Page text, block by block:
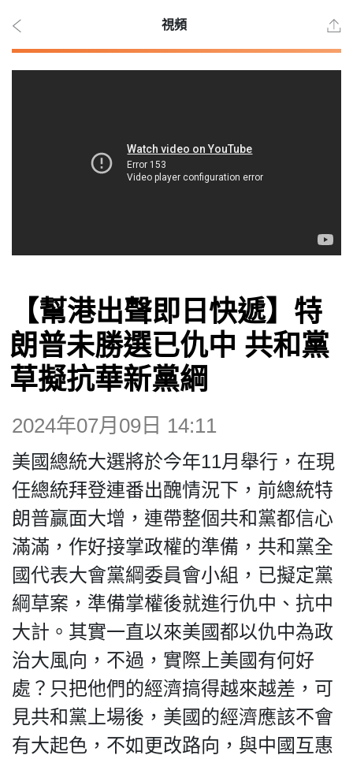
時事
觀點
博客
視頻
昔日
系列
活動
關於我們
視頻
【幫港出聲即日快遞】特
朗普未勝選已仇中 共和黨
草擬抗華新黨綱
2024年07月09日 14:11
美國總統大選將於今年11月舉行，在現
任總統拜登連番出醜情況下，前總統特
朗普贏面大增，連帶整個共和黨都信心
滿滿，作好接掌政權的準備，共和黨全
國代表大會黨綱委員會小組，已擬定黨
綱草案，準備掌權後就進行仇中、抗中
大計。其實一直以來美國都以仇中為政
治大風向，不過，實際上美國有何好
處？只把他們的經濟搞得越來越差，可
見共和黨上場後，美國的經濟應該不會
有大起色，不如更改路向，與中國互惠